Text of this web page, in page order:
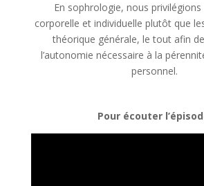
En sophrologie, nous privilégions
corporelle et individuelle plutôt que
théorique générale, le tout afin
l’autonomie nécessaire à la
personnel.
Pour écouter